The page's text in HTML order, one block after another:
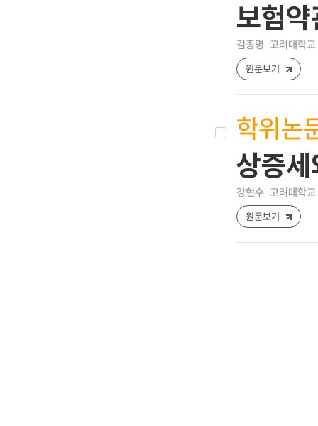
보험
김종명 고려대학
원문보기
학위논
상증
강현수 고려대학
원문보기